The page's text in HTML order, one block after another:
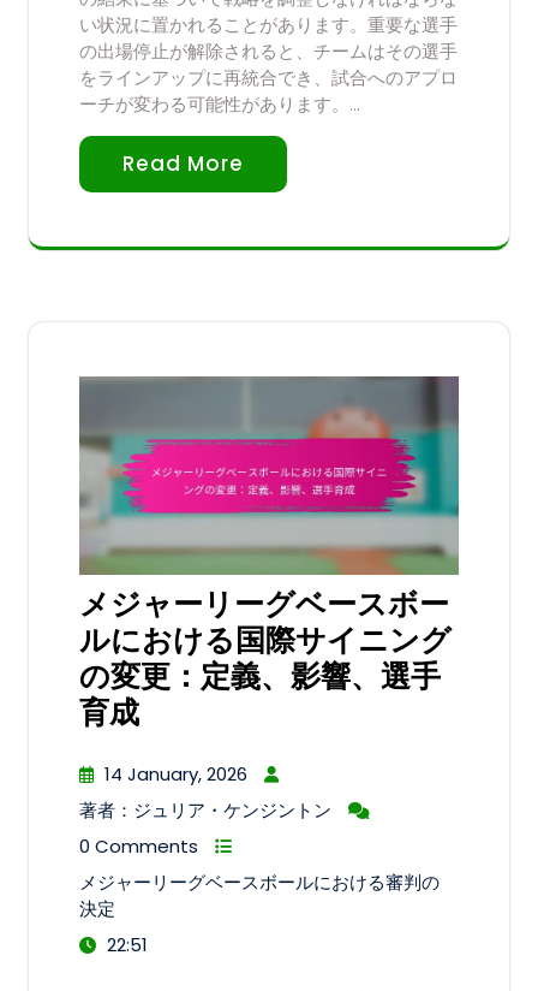
い状況に置かれることがあります。重要な選手
の出場停止が解除されると、チームはその選手
をラインアップに再統合でき、試合へのアプロ
ーチが変わる可能性があります。…
Read More
メジャーリーグベースボー
ルにおける国際サイニング
の変更：定義、影響、選手
育成
14 January, 2026
著者：ジュリア・ケンジントン
0 Comments
メジャーリーグベースボールにおける審判の
決定
22:51